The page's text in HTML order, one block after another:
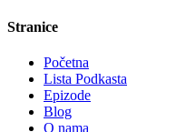
Stranice
Početna
Lista Podkasta
Epizode
Blog
O nama